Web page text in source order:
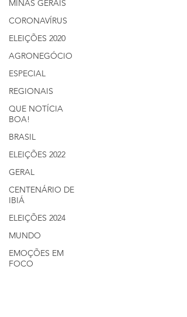
MINAS GERAIS
CORONAVÍRUS
ELEIÇÕES 2020
AGRONEGÓCIO
ESPECIAL
REGIONAIS
QUE NOTÍCIA
BOA!
BRASIL
ELEIÇÕES 2022
GERAL
CENTENÁRIO DE
IBIÁ
ELEIÇÕES 2024
MUNDO
EMOÇÕES EM
FOCO